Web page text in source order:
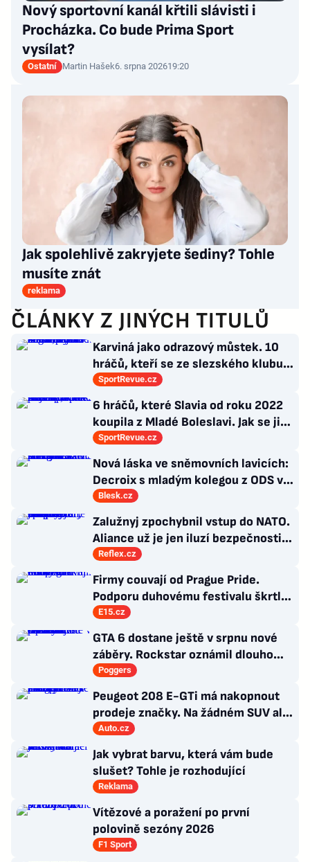
Nový sportovní kanál křtili slávisti i
Procházka. Co bude Prima Sport
vysílat?
Ostatní Martin Hašek6. srpna 202619:20
Jak spolehlivě zakryjete šediny? Tohle
musíte znát
reklama
ČLÁNKY Z JINÝCH TITULŮ
Karviná jako odrazový můstek. 10
hráčů, kteří se ze slezského klubu
probili k lukrativnímu angažmá
SportRevue.cz
6 hráčů, které Slavia od roku 2022
koupila z Mladé Boleslavi. Jak se jim
po přestupu do Edenu vedlo?
SportRevue.cz
Nová láska ve sněmovních lavicích:
Decroix s mladým kolegou z ODS v
bazénu pod Sněžkou
Blesk.cz
Zalužnyj zpochybnil vstup do NATO.
Aliance už je jen iluzí bezpečnosti,
řídí ji staré doktríny
Reflex.cz
Firmy couvají od Prague Pride.
Podporu duhovému festivalu škrtl i
Microsoft
E15.cz
GTA 6 dostane ještě v srpnu nové
záběry. Rockstar oznámil dlouho
očekávanou prezentaci
Poggers
Peugeot 208 E-GTi má nakopnout
prodeje značky. Na žádném SUV ale
označení GTi nečekejte
Auto.cz
Jak vybrat barvu, která vám bude
slušet? Tohle je rozhodující
Reklama
Vítězové a poražení po první
polovině sezóny 2026
F1 Sport